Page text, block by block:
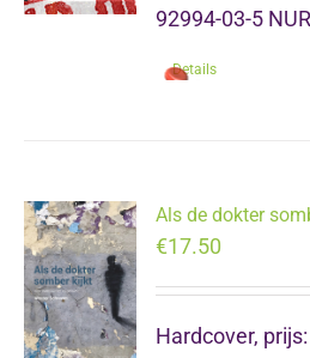
92994-03-5
Details
Als de dokter
€17.50
Hardcover,